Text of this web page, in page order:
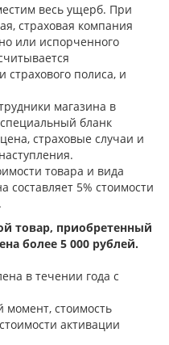
весь ущерб. При
страховая компания
или испорченного
полиса, и
магазина в
бланк
страховые случаи и
товара и вида
составляет 5% стоимости
товар, приобретенный
более 5 000 рублей.
в течении года с
момент, стоимость
активации